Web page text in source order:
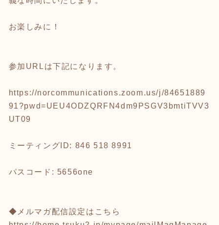
お楽しみに！
参加URLは下記になります。
https://norcommunications.zoom.us/j/84651889
91?pwd=UEU4ODZQRFN4dm9PSGV3bmtiTVV3
UT09
ミーティングID: 846 518 8991
パスコード: 5656one
◆メルマガ配信設定はこちら